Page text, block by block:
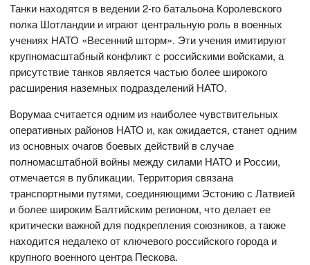
Танки находятся в ведении 2-го батальона Королевского
полка Шотландии и играют центральную роль в военных
учениях НАТО «Весенний шторм». Эти учения имитируют
крупномасштабный конфликт с российскими войсками, а
присутствие танков является частью более широкого
расширения наземных подразделений НАТО.
Ворумаа считается одним из наиболее чувствительных
оперативных районов НАТО и, как ожидается, станет одним
из основных очагов боевых действий в случае
полномасштабной войны между силами НАТО и России,
отмечается в публикации. Территория связана
транспортными путями, соединяющими Эстонию с Латвией
и более широким Балтийским регионом, что делает ее
критически важной для подкрепления союзников, а также
находится недалеко от ключевого российского города и
крупного военного центра Пескова.